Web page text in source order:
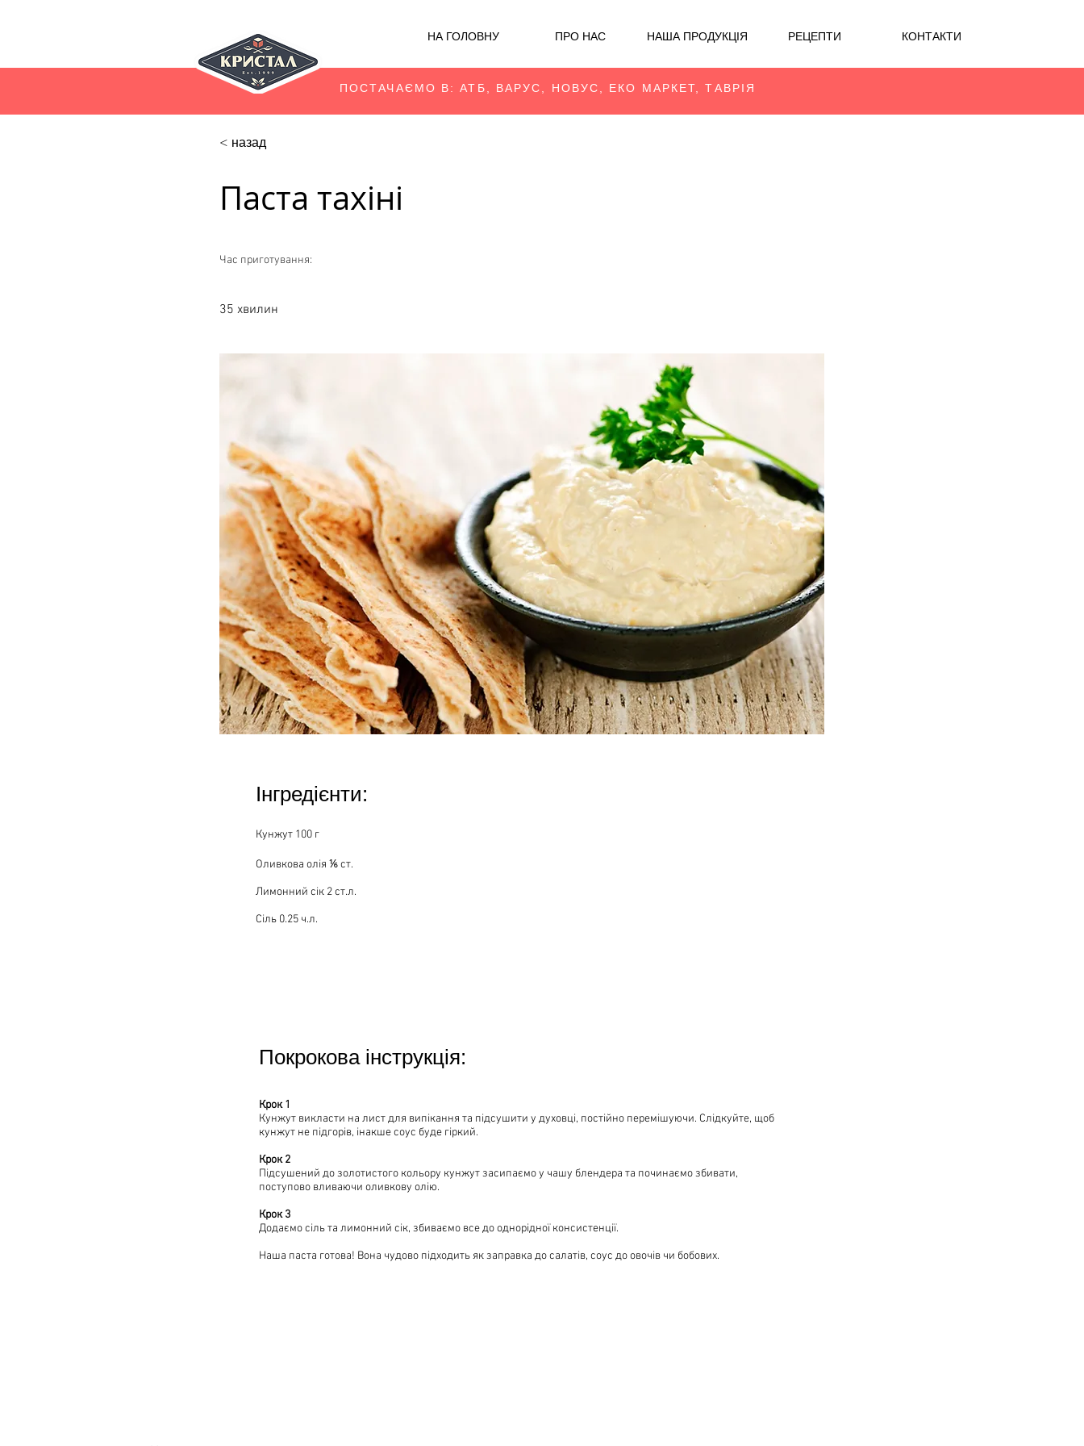
НА ГОЛОВНУ ПРО НАС НАША ПРОДУКЦІЯ РЕЦЕПТИ КОНТАКТИ
ПОСТАЧАЄМО В: АТБ, ВАРУС, НОВУС, ЕКО МАРКЕТ, ТАВРІЯ
< назад
Паста тахіні
Час приготування:
35 хвилин
Інгредієнти:
Кунжут 100 г
Оливкова олія ⅙ ст.
Лимонний сік 2 ст.л.
Сіль 0.25 ч.л.
Покрокова інструкція:
Крок 1
Кунжут викласти на лист для випікання та підсушити у духовці, постійно перемішуючи. Слідкуйте, щоб
кунжут не підгорів, інакше соус буде гіркий.
Крок 2
Підсушений до золотистого кольору кунжут засипаємо у чашу блендера та починаємо збивати,
поступово вливаючи оливкову олію.
Крок 3
Додаємо сіль та лимонний сік, збиваємо все до однорідної консистенції.
Наша паста готова! Вона чудово підходить як заправка до салатів, соус до овочів чи бобових.